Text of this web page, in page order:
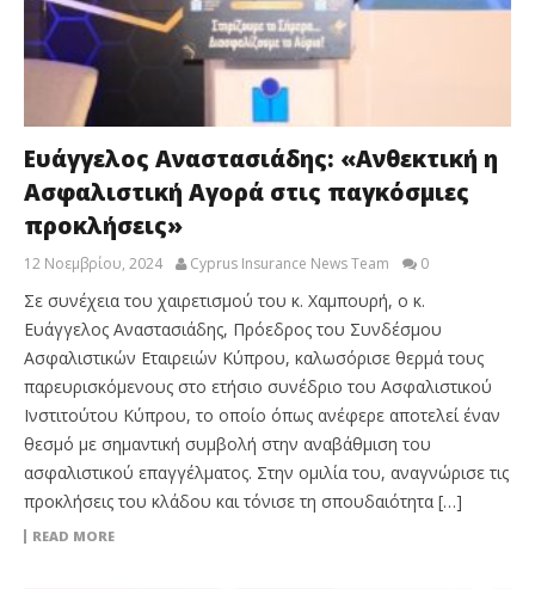
Ευάγγελος Αναστασιάδης: «Ανθεκτική η
Ασφαλιστική Αγορά στις παγκόσμιες
προκλήσεις»
12 Νοεμβρίου, 2024 Cyprus Insurance News Team 0
Σε συνέχεια του χαιρετισμού του κ. Χαμπουρή, ο κ.
Ευάγγελος Αναστασιάδης, Πρόεδρος του Συνδέσμου
Ασφαλιστικών Εταιρειών Κύπρου, καλωσόρισε θερμά τους
παρευρισκόμενους στο ετήσιο συνέδριο του Ασφαλιστικού
Ινστιτούτου Κύπρου, το οποίο όπως ανέφερε αποτελεί έναν
θεσμό με σημαντική συμβολή στην αναβάθμιση του
ασφαλιστικού επαγγέλματος. Στην ομιλία του, αναγνώρισε τις
προκλήσεις του κλάδου και τόνισε τη σπουδαιότητα […]
READ MORE